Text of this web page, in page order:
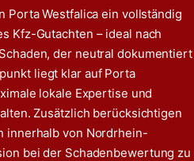
Porta Westfalica ein vollständig
Kfz-Gutachten – ideal nach
der neutral dokumentiert
liegt klar auf Porta
lokale Expertise und
Zusätzlich berücksichtigen
innerhalb von Nordrhein-
bei der Schadenbewertung zu